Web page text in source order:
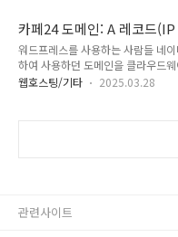
닷위키(.wiki) 도메인을 최근
avada.tist..
잦은 것 같습니다. 어제는 그누보드
후에 https로 리디렉션하는 코드가
께서 연락을 주셨습니다.카페24에
→ https 리디렉션 설정 오류 (feat.
PHP 7.3, 7.4 환경에서는 301 리디
카페24 도메인: A 레코드
인명이 올바르지 않습니다"
우
워드프레스를 사용하는 사람들 네
하여 사용하던 도메인을 클라우드
우드웨이즈에서 사이트가 열리지만
www[.]example[.]com)은 클라우
야 합니다. 하지만 카페24에 접속하
웹호스팅/기타 2025.03.28
관련사이트